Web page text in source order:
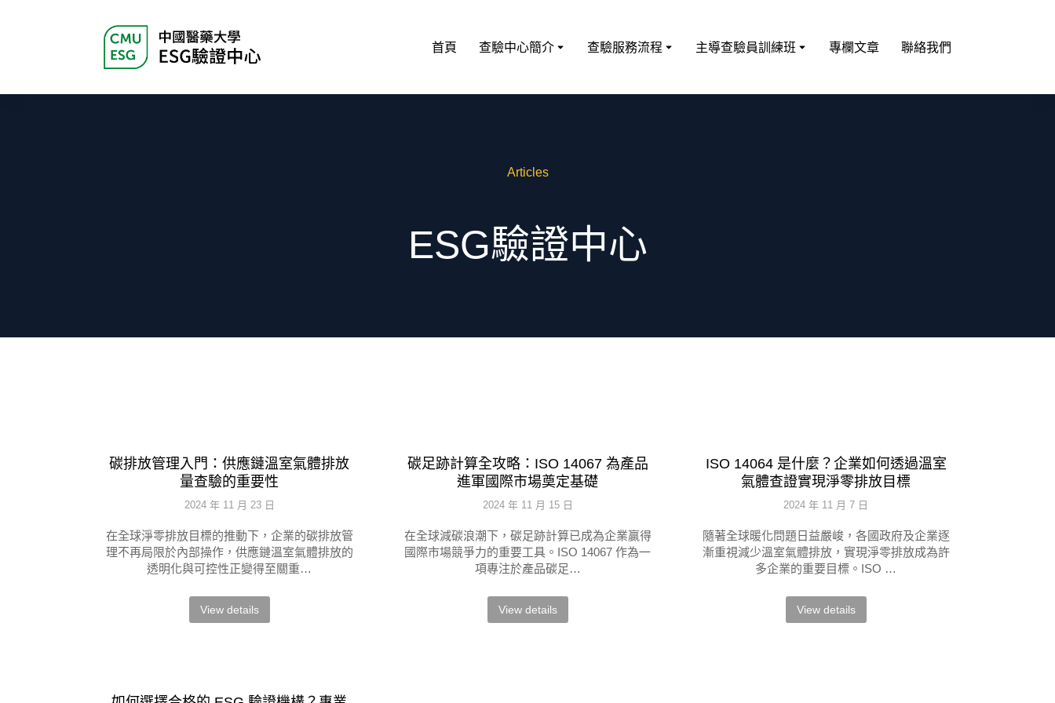
首頁 查驗中心簡介 查驗服務流程 主導查驗員訓練班 專欄文章 聯絡我們
Articles
ESG驗證中心
碳排放管理入門：供應鏈溫室氣體排放
量查驗的重要性
2024 年 11 月 23 日
在全球淨零排放目標的推動下，企業的碳排放管
理不再局限於內部操作，供應鏈溫室氣體排放的
透明化與可控性正變得至關重…
View details
碳足跡計算全攻略：ISO 14067 為產品
進軍國際市場奠定基礎
2024 年 11 月 15 日
在全球減碳浪潮下，碳足跡計算已成為企業贏得
國際市場競爭力的重要工具。ISO 14067 作為一
項專注於產品碳足…
View details
ISO 14064 是什麼？企業如何透過溫室
氣體查證實現淨零排放目標
2024 年 11 月 7 日
隨著全球暖化問題日益嚴峻，各國政府及企業逐
漸重視減少溫室氣體排放，實現淨零排放成為許
多企業的重要目標。ISO …
View details